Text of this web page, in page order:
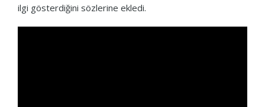
ilgi gösterdiğini sözlerine ekledi.